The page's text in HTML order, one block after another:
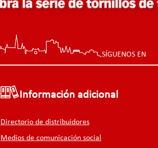
SÍGUENOS EN
Información adicional
Directorio de distribuidores
Medios de comunicación social